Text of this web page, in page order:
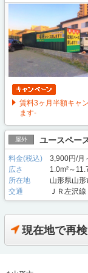
賃料3ヶ月半額キャ
ます-
屋外 ユースペー
料金(税込)
3,900円/月
広さ
1.0m²～
所在地
山形県山
交通
ＪＲ左沢
現在地で再